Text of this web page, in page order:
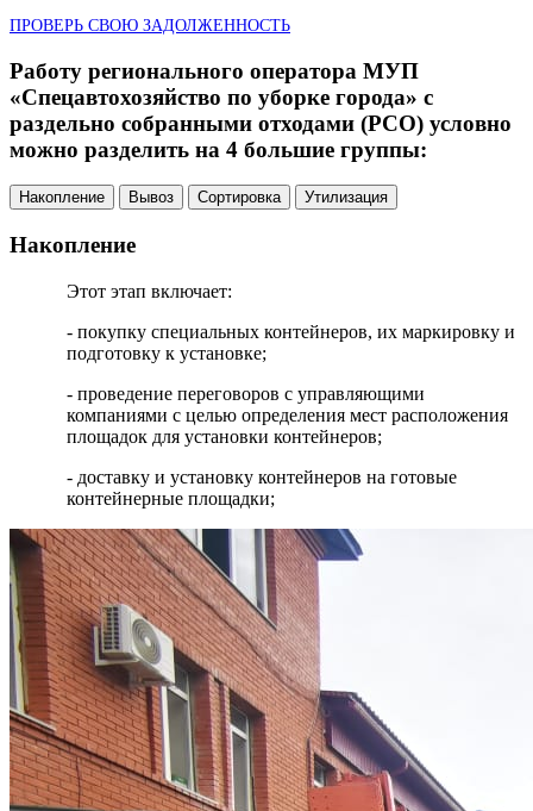
ПРОВЕРЬ СВОЮ ЗАДОЛЖЕННОСТЬ
Работу регионального оператора МУП
«Спецавтохозяйство по уборке города» с
раздельно собранными отходами (РСО) условно
можно разделить на 4 большие группы:
Накопление Вывоз Сортировка Утилизация
Накопление
Этот этап включает:
- покупку специальных контейнеров, их маркировку и
подготовку к установке;
- проведение переговоров с управляющими
компаниями с целью определения мест расположения
площадок для установки контейнеров;
- доставку и установку контейнеров на готовые
контейнерные площадки;